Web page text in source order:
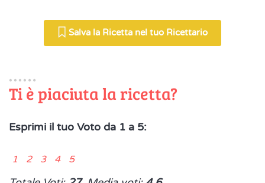
Salva la Ricetta nel tuo Ricettario
Ti è piaciuta la ricetta?
Esprimi il tuo Voto da 1 a 5:
1 2 3 4 5